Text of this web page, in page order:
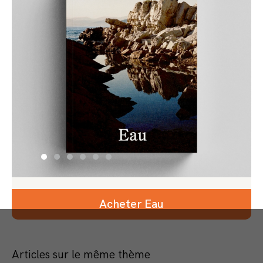
Acheter Eau
Articles sur le même thème